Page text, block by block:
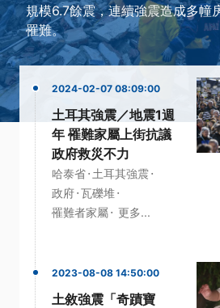
規模6.7餘震，連續強震造成多幢
罹難。
2024-02-07 08:09:00
土耳其強震／地震1週
年 罹難家屬上街抗議
政府救災不力
哈泰省· 土耳其強震·
政府·瓦礫堆·
罹難者家屬· 更多...
2023-08-08 14:50:00
土敘強震「奇蹟寶